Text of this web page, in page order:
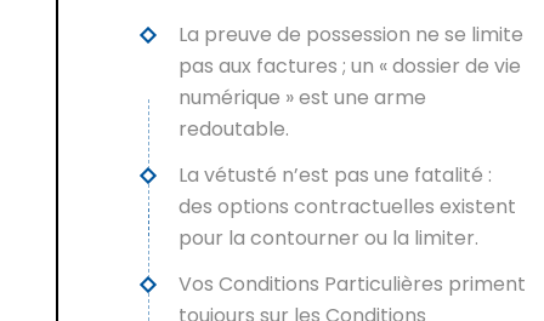
La preuve de possession ne se limite
pas aux factures ; un « dossier de vie
numérique » est une arme
redoutable.
La vétusté n’est pas une fatalité :
des options contractuelles existent
pour la contourner ou la limiter.
Vos Conditions Particulières priment